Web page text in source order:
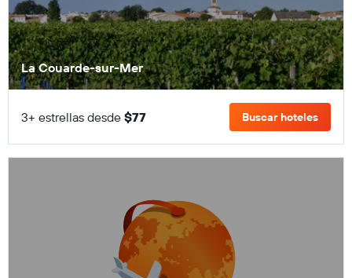
La Couarde-sur-Mer
3+ estrellas desde $77 Buscar hoteles